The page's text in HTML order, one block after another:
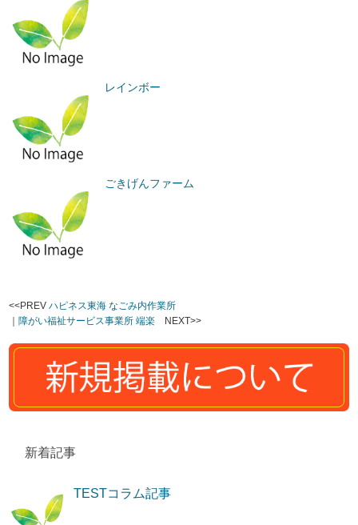
レインボー
ごきげんファーム
<<PREVハピネス東海 なごみ内作業所
｜障がい福祉サービス事業所 端楽 NEXT>>
新着記事
TESTコラム記事